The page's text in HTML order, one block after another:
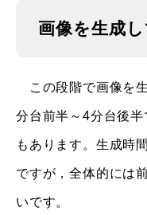
画像を生成
この段階で画像を
分台前半～4分台後
もあります。生成時
ですが，全体的には
いです。